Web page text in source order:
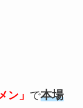
ン」 で本場